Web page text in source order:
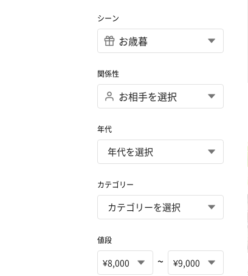
シーン
関係性
年代
カテゴリー
値段
~